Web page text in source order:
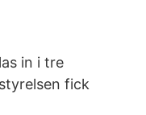
in i tre
fick